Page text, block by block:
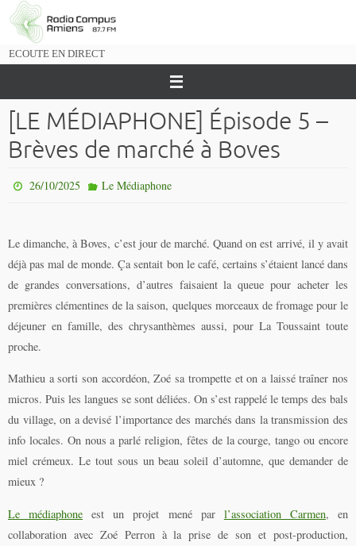
Passer
vers
ECOUTE EN DIRECT
[LE MÉDIAPHONE] Épisode 5 –
Brèves de marché à Boves
26/10/2025 Le Médiaphone
Le dimanche, à Boves, c’est jour de marché. Quand on est arrivé, il y avait
déjà pas mal de monde. Ça sentait bon le café, certains s’étaient lancé dans
de grandes conversations, d’autres faisaient la queue pour acheter les
premières clémentines de la saison, quelques morceaux de fromage pour le
déjeuner en famille, des chrysanthèmes aussi, pour La Toussaint toute
proche.
Mathieu a sorti son accordéon, Zoé sa trompette et on a laissé traîner nos
micros. Puis les langues se sont déliées. On s’est rappelé le temps des bals
du village, on a devisé l’importance des marchés dans la transmission des
info locales. On nous a parlé religion, fêtes de la courge, tango ou encore
miel crémeux. Le tout sous un beau soleil d’automne, que demander de
mieux ?
Le médiaphone est un projet mené par l’association Carmen, en
collaboration avec Zoé Perron à la prise de son et post-production,